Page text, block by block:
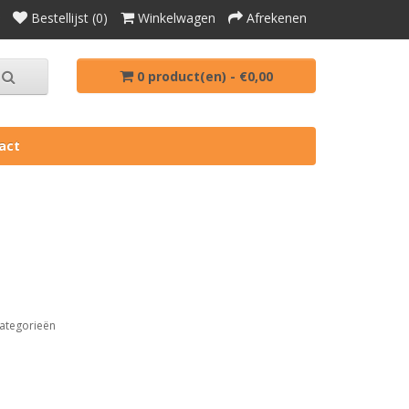
Bestellijst (0) Winkelwagen Afrekenen
0 product(en) - €0,00